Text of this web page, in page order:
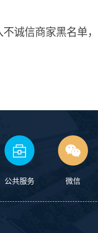
诚信商家黑名单
公共服务 微信